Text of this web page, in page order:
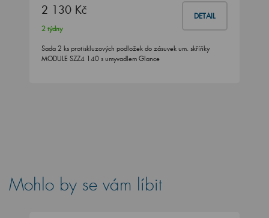
2 130 Kč DETAIL
2 týdny
Sada 2 ks protiskluzových podložek do zásuvek um. skříňky
MODULE SZZ4 140 s umyvadlem Glance
Mohlo by se vám líbit